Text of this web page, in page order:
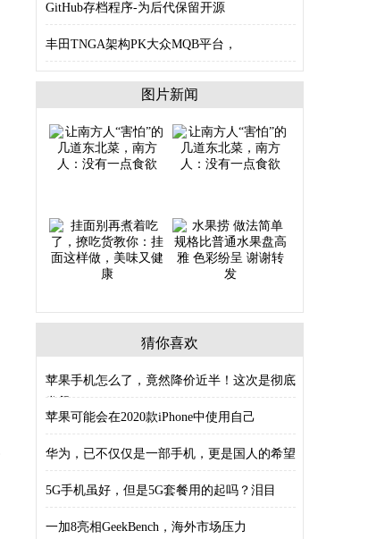
GitHub存档程序-为后代保留开源
丰田TNGA架构PK大众MQB平台，
图片新闻
猜你喜欢
苹果手机怎么了，竟然降价近半！这次是彻底
发飙
苹果可能会在2020款iPhone中使用自己
华为，已不仅仅是一部手机，更是国人的希望
5G手机虽好，但是5G套餐用的起吗？泪目
​一加8亮相GeekBench，海外市场压力